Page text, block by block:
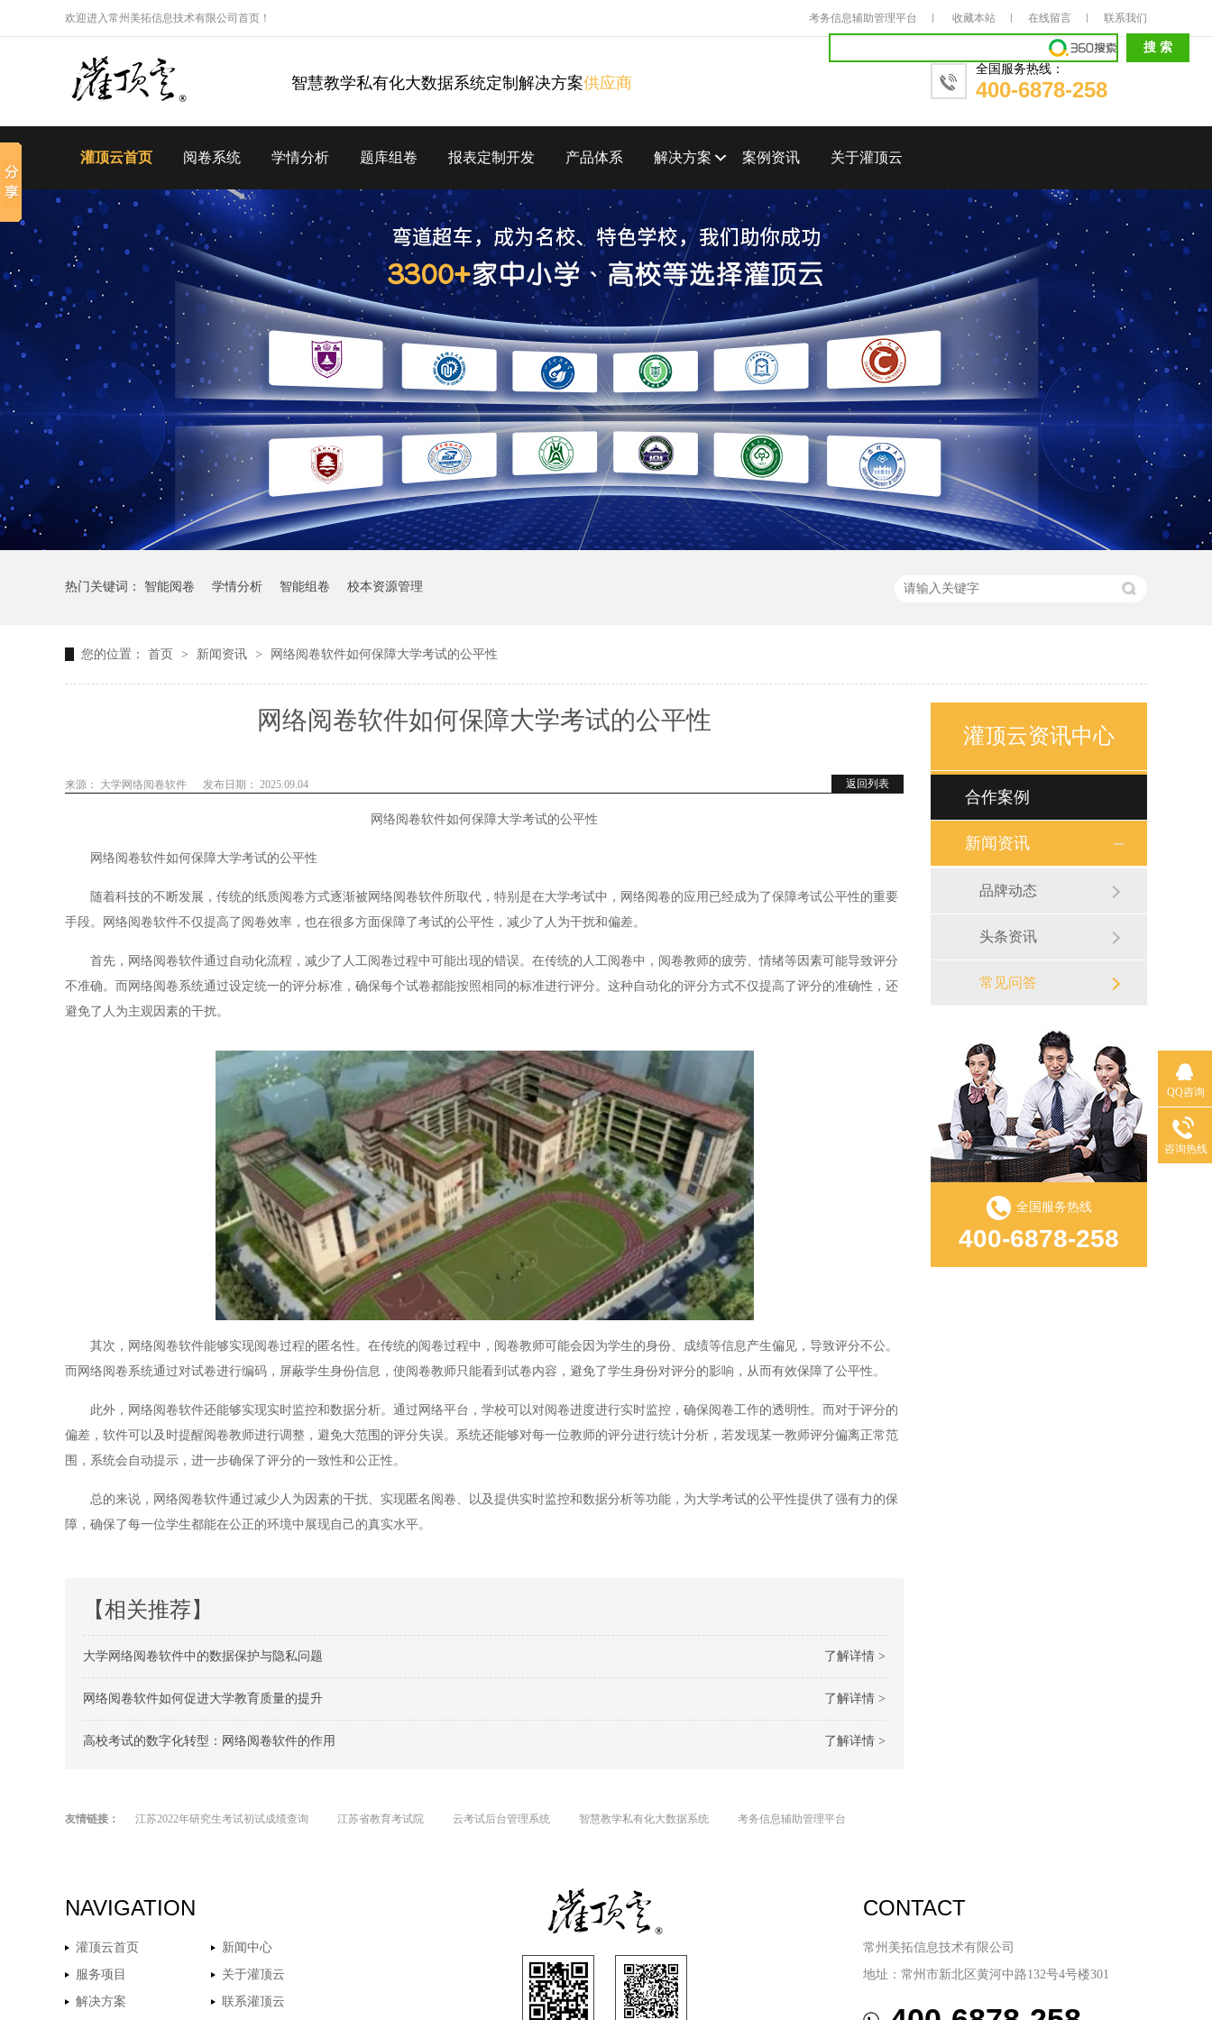
考务信息辅助管理平台 收藏本站 在线留言 联系我们
欢迎进入常州美拓信息技术有限公司首页！
智慧教学私有化大数据系统定制解决方案供应商
全国服务热线：
400-6878-258
灌顶云首页 阅卷系统 学情分析 题库组卷 报表定制开发 产品体系 解决方案 案例资讯 关于灌顶云
热门关键词： 智能阅卷 学情分析 智能组卷 校本资源管理
您的位置： 首页 > 新闻资讯 > 网络阅卷软件如何保障大学考试的公平性
网络阅卷软件如何保障大学考试的公平性
返回列表
来源： 大学网络阅卷软件 发布日期： 2025.09.04
网络阅卷软件如何保障大学考试的公平性
网络阅卷软件如何保障大学考试的公平性
随着科技的不断发展，传统的纸质阅卷方式逐渐被网络阅卷软件所取代，特别是在大学考试中，网络阅卷的应用已经成为了保障考试公平性的重要
手段。网络阅卷软件不仅提高了阅卷效率，也在很多方面保障了考试的公平性，减少了人为干扰和偏差。
首先，网络阅卷软件通过自动化流程，减少了人工阅卷过程中可能出现的错误。在传统的人工阅卷中，阅卷教师的疲劳、情绪等因素可能导致评分
不准确。而网络阅卷系统通过设定统一的评分标准，确保每个试卷都能按照相同的标准进行评分。这种自动化的评分方式不仅提高了评分的准确性，还
避免了人为主观因素的干扰。
其次，网络阅卷软件能够实现阅卷过程的匿名性。在传统的阅卷过程中，阅卷教师可能会因为学生的身份、成绩等信息产生偏见，导致评分不公。
而网络阅卷系统通过对试卷进行编码，屏蔽学生身份信息，使阅卷教师只能看到试卷内容，避免了学生身份对评分的影响，从而有效保障了公平性。
此外，网络阅卷软件还能够实现实时监控和数据分析。通过网络平台，学校可以对阅卷进度进行实时监控，确保阅卷工作的透明性。而对于评分的
偏差，软件可以及时提醒阅卷教师进行调整，避免大范围的评分失误。系统还能够对每一位教师的评分进行统计分析，若发现某一教师评分偏离正常范
围，系统会自动提示，进一步确保了评分的一致性和公正性。
总的来说，网络阅卷软件通过减少人为因素的干扰、实现匿名阅卷、以及提供实时监控和数据分析等功能，为大学考试的公平性提供了强有力的保
障，确保了每一位学生都能在公正的环境中展现自己的真实水平。
【相关推荐】
了解详情 >
大学网络阅卷软件中的数据保护与隐私问题
了解详情 >
网络阅卷软件如何促进大学教育质量的提升
了解详情 >
高校考试的数字化转型：网络阅卷软件的作用
灌顶云资讯中心
合作案例
新闻资讯
品牌动态
头条资讯
常见问答
全国服务热线
400-6878-258
友情链接： 江苏2022年研究生考试初试成绩查询 江苏省教育考试院 云考试后台管理系统 智慧教学私有化大数据系统 考务信息辅助管理平台
NAVIGATION
灌顶云首页
新闻中心
服务项目
关于灌顶云
解决方案
联系灌顶云
CONTACT
常州美拓信息技术有限公司
地址：常州市新北区黄河中路132号4号楼301
QQ咨询
咨询热线